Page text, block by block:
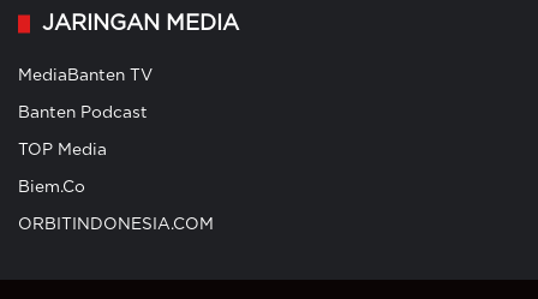
JARINGAN MEDIA
MediaBanten TV
Banten Podcast
TOP Media
Biem.Co
ORBITINDONESIA.COM